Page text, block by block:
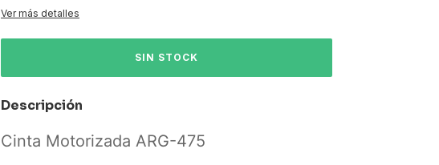
Ver más detalles
Descripción
Cinta Motorizada ARG-475